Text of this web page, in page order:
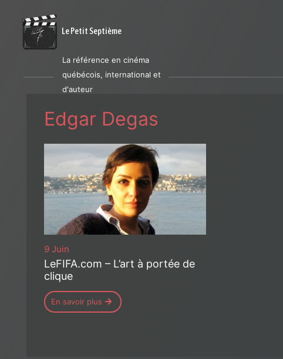
Le Petit Septième
La référence en cinéma
québécois, international et
d'auteur
Edgar Degas
9 Juin
LeFIFA.com – L’art à portée de
clique
En savoir plus